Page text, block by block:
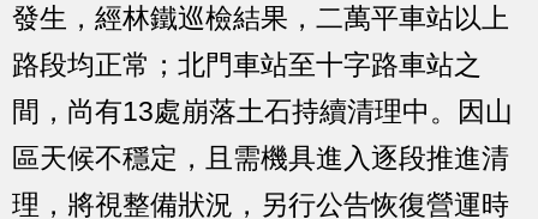
發生，經林鐵巡檢結果，二萬平車站以上
路段均正常；北門車站至十字路車站之
間，尚有13處崩落土石持續清理中。因山
區天候不穩定，且需機具進入逐段推進清
理，將視整備狀況，另行公告恢復營運時